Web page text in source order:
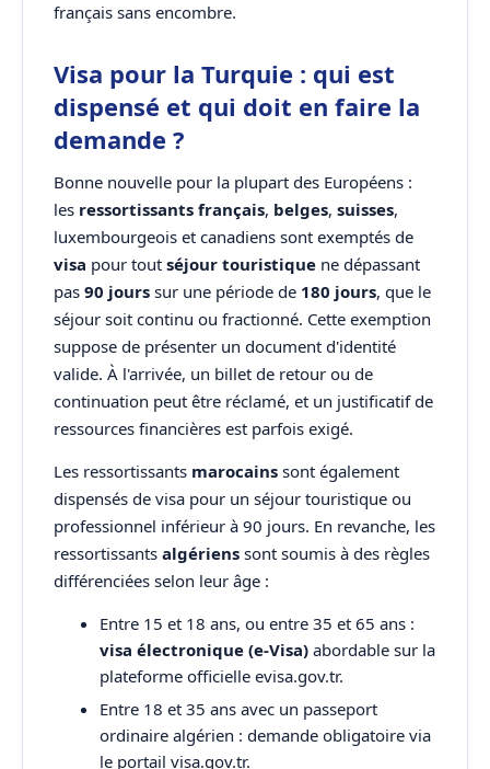
français sans encombre.
Visa pour la Turquie : qui est
dispensé et qui doit en faire la
demande ?
Bonne nouvelle pour la plupart des Européens :
les ressortissants français, belges, suisses,
luxembourgeois et canadiens sont exemptés de
visa pour tout séjour touristique ne dépassant
pas 90 jours sur une période de 180 jours, que le
séjour soit continu ou fractionné. Cette exemption
suppose de présenter un document d'identité
valide. À l'arrivée, un billet de retour ou de
continuation peut être réclamé, et un justificatif de
ressources financières est parfois exigé.
Les ressortissants marocains sont également
dispensés de visa pour un séjour touristique ou
professionnel inférieur à 90 jours. En revanche, les
ressortissants algériens sont soumis à des règles
différenciées selon leur âge :
Entre 15 et 18 ans, ou entre 35 et 65 ans :
visa électronique (e-Visa) abordable sur la
plateforme officielle evisa.gov.tr.
Entre 18 et 35 ans avec un passeport
ordinaire algérien : demande obligatoire via
le portail visa.gov.tr.